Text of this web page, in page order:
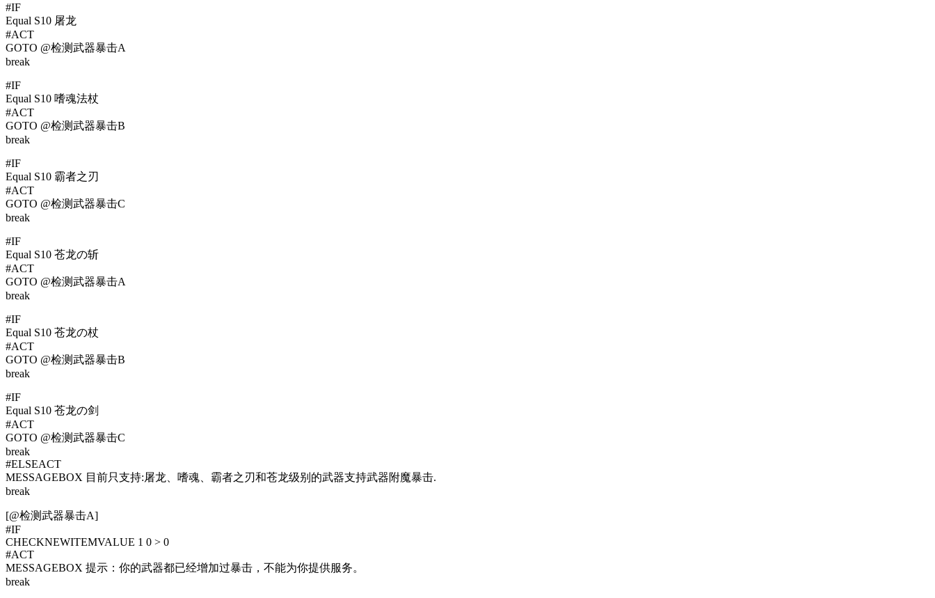
#IF
Equal S10 屠龙
#ACT
GOTO @检测武器暴击A
break
#IF
Equal S10 嗜魂法杖
#ACT
GOTO @检测武器暴击B
break
#IF
Equal S10 霸者之刃
#ACT
GOTO @检测武器暴击C
break
#IF
Equal S10 苍龙の斩
#ACT
GOTO @检测武器暴击A
break
#IF
Equal S10 苍龙の杖
#ACT
GOTO @检测武器暴击B
break
#IF
Equal S10 苍龙の剑
#ACT
GOTO @检测武器暴击C
break
#ELSEACT
MESSAGEBOX 目前只支持:屠龙、嗜魂、霸者之刃和苍龙级别的武器支持武器附魔暴击.
break
[@检测武器暴击A]
#IF
CHECKNEWITEMVALUE 1 0 > 0
#ACT
MESSAGEBOX 提示：你的武器都已经增加过暴击，不能为你提供服务。
break